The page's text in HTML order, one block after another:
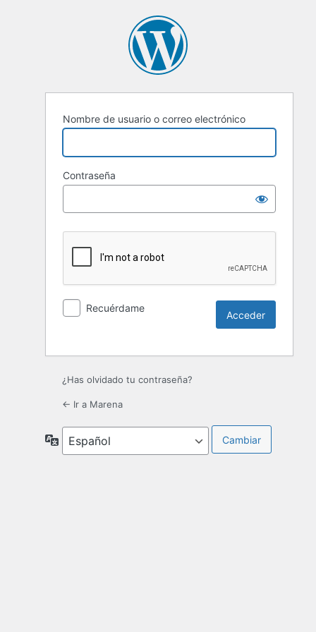
Nombre de usuario o correo electrónico
Contraseña
Recuérdame
¿Has olvidado tu contraseña?
← Ir a Marena
Idioma